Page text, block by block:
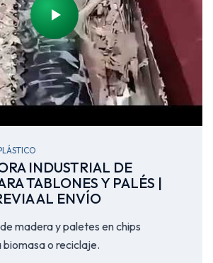
INDUSTRIAL DE
TABLONES Y PALÉS |
AL ENVÍO
madera y paletes en chips
o reciclaje.